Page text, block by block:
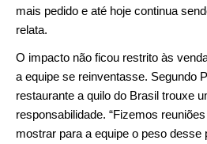
mais pedido e até hoje continua
relata.
O impacto não ficou restrito às
a equipe se reinventasse. Segundo
restaurante a quilo do Brasil trouxe
responsabilidade. “Fizemos
mostrar para a equipe o peso desse